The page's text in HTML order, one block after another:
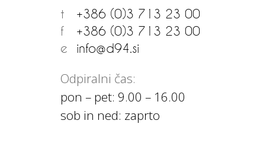
t
+386 (0)3 713 23 00
f
+386 (0)3 713 23 00
e
info@d94.si
Odpiralni čas:
pon – pet: 9.00 – 16.00
sob in ned: zaprto